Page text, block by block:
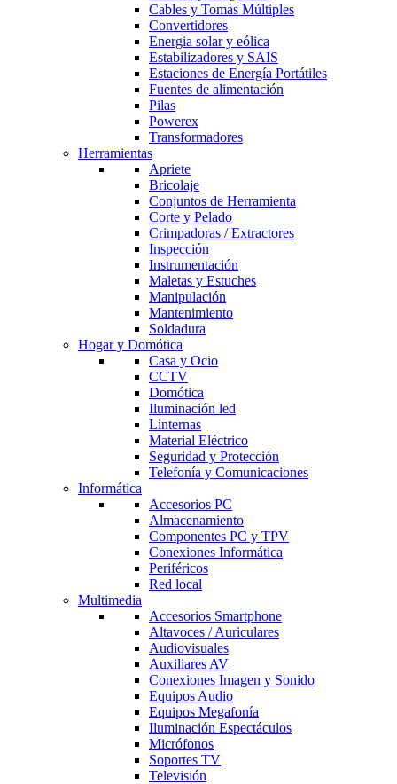
Cables y Tomas Múltiples
Convertidores
Energia solar y eólica
Estabilizadores y SAIS
Estaciones de Energía Portátiles
Fuentes de alimentación
Pilas
Powerex
Transformadores
Herramientas
Apriete
Bricolaje
Conjuntos de Herramienta
Corte y Pelado
Crimpadoras / Extractores
Inspección
Instrumentación
Maletas y Estuches
Manipulación
Mantenimiento
Soldadura
Hogar y Domótica
Casa y Ocio
CCTV
Domótica
Iluminación led
Linternas
Material Eléctrico
Seguridad y Protección
Telefonía y Comunicaciones
Informática
Accesorios PC
Almacenamiento
Componentes PC y TPV
Conexiones Informática
Periféricos
Red local
Multimedia
Accesorios Smartphone
Altavoces / Auriculares
Audiovisuales
Auxiliares AV
Conexiones Imagen y Sonido
Equipos Audio
Equipos Megafonía
Iluminación Espectáculos
Micrófonos
Soportes TV
Televisión